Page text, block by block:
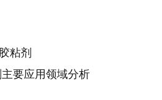
粘剂
要应用领域分析